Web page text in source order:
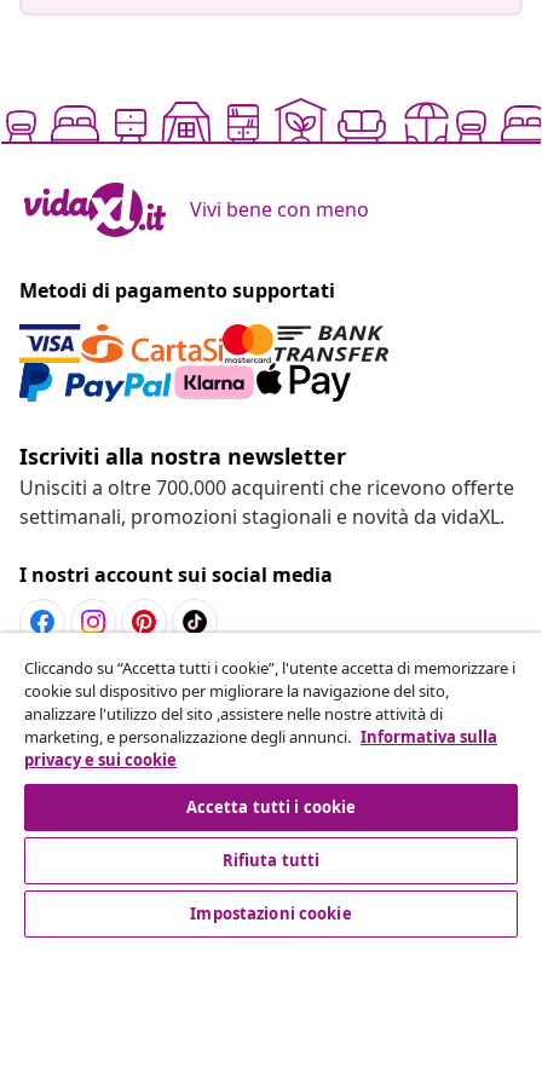
Vivi bene con meno
Metodi di pagamento supportati
Iscriviti alla nostra newsletter
Unisciti a oltre 700.000 acquirenti che ricevono offerte
settimanali, promozioni stagionali e novità da vidaXL.
I nostri account sui social media
Recesso dal contratto
Invia una richiesta di recesso per il tuo ordine.
Recesso dal contratto
Servizio clienti
Cliccando su “Accetta tutti i cookie”, l'utente accetta di memorizzare i
cookie sul dispositivo per migliorare la navigazione del sito,
analizzare l'utilizzo del sito ,assistere nelle nostre attività di
marketing, e personalizzazione degli annunci. Informativa sulla
privacy e sui cookie
Accetta tutti i cookie
Rifiuta tutti
Impostazioni cookie